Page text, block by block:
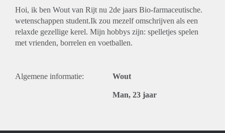
Hoi, ik ben Wout van Rijt nu 2de jaars Bio-farmaceutische.
wetenschappen student.Ik zou mezelf omschrijven als een
relaxde gezellige kerel. Mijn hobbys zijn: spelletjes spelen
met vrienden, borrelen en voetballen.
Algemene informatie: Wout
Man, 23 jaar